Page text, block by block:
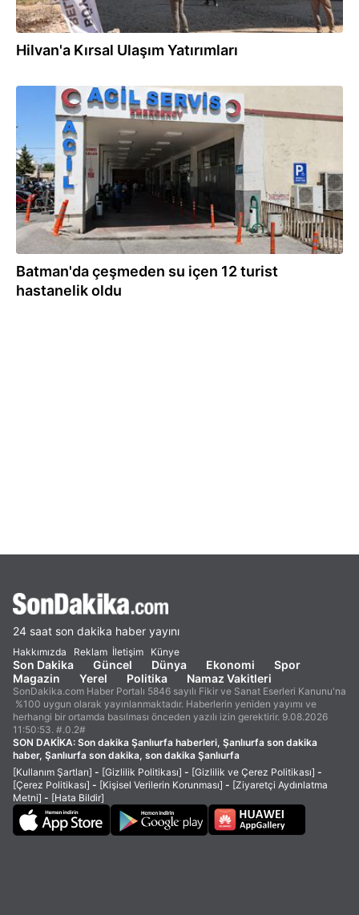
Hilvan'a Kırsal Ulaşım Yatırımları
05.08.2026
Batman'da çeşmeden su içen 12 turist
hastanelik oldu
24 saat son dakika haber yayını
Hakkımızda Reklam İletişim Künye
Son Dakika Güncel Dünya Ekonomi
Spor
Magazin
Yerel Politika Namaz Vakitleri
SonDakika.com Haber Portalı 5846 sayılı Fikir ve Sanat Eserleri Kanunu'na
%100 uygun olarak yayınlanmaktadır. Haberlerin yeniden yayımı ve
herhangi bir ortamda basılması önceden yazılı izin gerektirir. 9.08.2026
11:50:53. #.0.2#
SON DAKİKA: Son dakika Şanlıurfa haberleri, Şanlıurfa son dakika
haber, Şanlıurfa son dakika, son dakika Şanlıurfa
[Kullanım Şartları] - [Gizlilik Politikası] - [Gizlilik ve Çerez Politikası] -
[Çerez Politikası] - [Kişisel Verilerin Korunması] - [Ziyaretçi Aydınlatma
Metni] - [Hata Bildir]